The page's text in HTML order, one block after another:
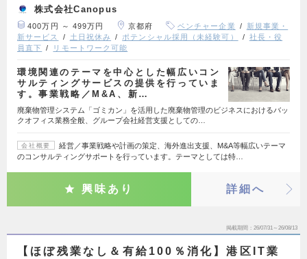
株式会社Canopus
400万円 ～ 499万円 京都府 ベンチャー企業
新規事業・
新サービス
土日祝休み ポテンシャル採用（未経験可）
社長・役
員直下
リモートワーク可能
環境関連のテーマを中心とした幅広いコン
サルティングサービスの提供を行っていま
す。事業戦略／M&A、新…
廃棄物管理システム「ゴミカン」を活用した廃棄物管理のビジネスにおけるバッ
クオフィス業務全般、グループ会社経営支援としての…
会社概要
経営／事業戦略や計画の策定、海外進出支援、M&A等幅広いテーマ
のコンサルティングサポートを行っています。テーマとしては特…
興味あり 詳細へ
掲載期間 26/07/31～26/08/13
【ほぼ残業なし＆有給100％消化】港区IT業